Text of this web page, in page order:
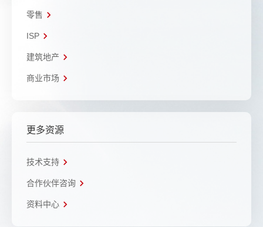
零售
ISP
建筑地产
商业市场
更多资源
技术支持
合作伙伴咨询
资料中心